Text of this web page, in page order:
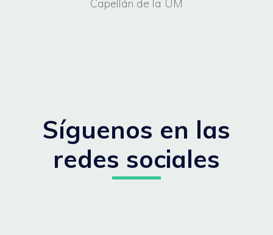
Capellán de la UM
Síguenos en las
redes sociales